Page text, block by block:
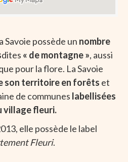
Savoie possède un nombre
dites « de montagne », aussi
pour la flore. La Savoie
son territoire en forêts et
de communes labellisées
village fleuri.
elle possède le label
Fleuri.